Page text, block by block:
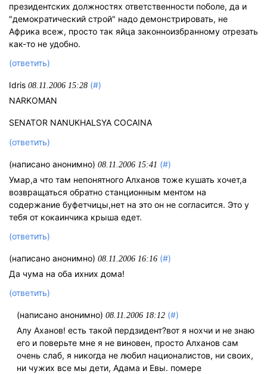
президентских должностях ответственности поболе, да и
"демократический строй" надо демонстрировать, не
Африка всеж, просто так яйца законноизбранному отрезать
как-то не удобно.
(ответить)
Idris 08.11.2006 15:28 (#)
NARKOMAN
SENATOR NANUKHALSYA COCAINA
(ответить)
(написано анонимно) 08.11.2006 15:41 (#)
Умар,а что там непонятного Алханов тоже кушать хочет,а
возвращаться обратно станционным ментом на
содержание буфетчицы,нет на это он не согласится. Это у
тебя от кокаинчика крыша едет.
(ответить)
(написано анонимно) 08.11.2006 16:16 (#)
Да чума на оба ихних дома!
(ответить)
(написано анонимно) 08.11.2006 18:12 (#)
Алу Аханов! есть такой пердзидент?вот я нохчи и не знаю
его и поверьте мне я не виновен, просто Алханов сам
очень слаб, я никогда не любил националистов, ни своих,
ни чужих все мы дети, Адама и Евы. помере